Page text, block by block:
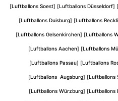
[Luftballons Soest] [Luftballons Düsseldorf] [
[Luftballons Duisburg] [Luftballons
[Luftballons Gelsenkirchen] [Luftballons
[Luftballons Aachen] [Luftballons
[Luftballons Passau] [Luftballons
[Luftballons Augsburg] [Luftballons
[Luftballons Würzburg] [Luftballons